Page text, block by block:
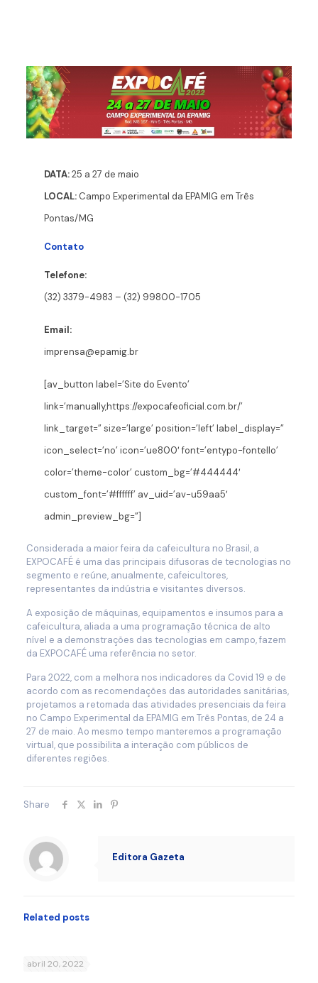
DATA:25 a 27 de maio
LOCAL:Campo Experimental da EPAMIG em Três
Pontas/MG
Contato
Telefone:
(32) 3379-4983 – (32) 99800-1705
Email:
imprensa@epamig.br
[av_button label=’Site do Evento’
link=’manually,https://expocafeoficial.com.br/’
link_target=” size=’large’ position=’left’ label_display=”
icon_select=’no’ icon=’ue800′ font=’entypo-fontello’
color=’theme-color’ custom_bg=’#444444′
custom_font=’#ffffff’ av_uid=’av-u59aa5′
admin_preview_bg=”]
Considerada a maior feira da cafeicultura no Brasil, a
EXPOCAFÉ é uma das principais difusoras de tecnologias no
segmento e reúne, anualmente, cafeicultores,
representantes da indústria e visitantes diversos.
A exposição de máquinas, equipamentos e insumos para a
cafeicultura, aliada a uma programação técnica de alto
nível e a demonstrações das tecnologias em campo, fazem
da EXPOCAFÉ uma referência no setor.
Para 2022, com a melhora nos indicadores da Covid 19 e de
acordo com as recomendações das autoridades sanitárias,
projetamos a retomada das atividades presenciais da feira
no Campo Experimental da EPAMIG em Três Pontas, de 24 a
27 de maio. Ao mesmo tempo manteremos a programação
virtual, que possibilita a interação com públicos de
diferentes regiões.
Share
Editora Gazeta
Related posts
abril 20, 2022